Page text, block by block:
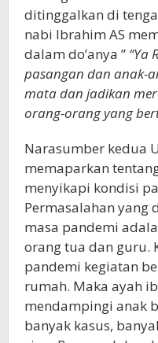
ditinggalkan di
nabi Ibrahim AS
dalam do’anya ” “Ya
pasangan dan anak-
mata dan jadikan
orang-orang yang
Narasumber kedua
memaparkan
menyikapi kondisi
Permasalahan yang
masa pandemi
orang tua dan guru.
pandemi kegiatan
rumah. Maka ayah
mendampingi anak
banyak kasus,